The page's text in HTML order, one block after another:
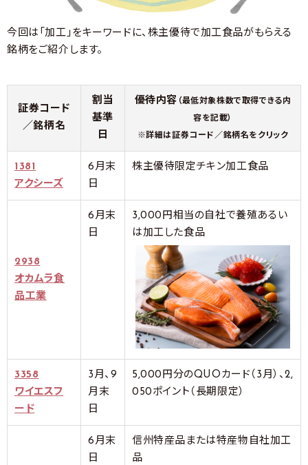
今回は「加工」をキーワードに、株主優待で加工食品がもらえる
銘柄をご紹介します。
証券コード
／銘柄名
割当
基準
日
優待内容 （最低対象株数で取得できる内
容を記載）
※詳細は証券コード／銘柄名をクリック
1381
アクシーズ
6月末
日
株主優待限定チキン加工食品
2938
オカムラ食
品工業
6月末
日
3,000円相当の自社で養殖あるい
は加工した食品
3358
ワイエスフ
ード
3月、9
月末
日
5,000円分のQUOカード（3月）、2,
050ポイント（長期限定）
6月末
日
信州特産品または特産物自社加工
品